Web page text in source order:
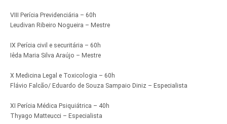
VIII Perícia Previdenciária – 60h
Leudivan Ribeiro Nogueira – Mestre
IX Perícia civil e securitária – 60h
Iêda Maria Silva Araújo – Mestre
X Medicina Legal e Toxicologia – 60h
Flávio Falcão/ Eduardo de Souza Sampaio Diniz – Especialista
XI Perícia Médica Psiquiátrica – 40h
Thyago Matteucci – Especialista